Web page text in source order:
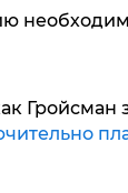
Гройсман